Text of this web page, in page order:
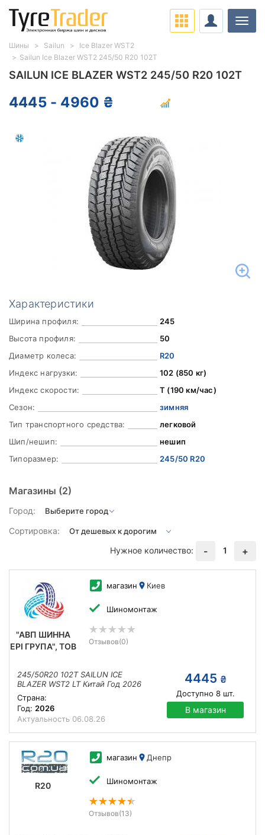
SAILUN ICE BLAZER WST2 245/50 R20 102T
4445 - 4960 ₴
Характеристики
Ширина профиля:
245
Высота профиля:
50
Диаметр колеса:
R20
Индекс нагрузки:
102 (850 кг)
Индекс скорости:
T (190 км/час)
Сезон:
зимняя
Тип транспортного средства:
легковой
Шип/нешип:
нешип
Типоразмер:
245/50 R20
Магазины (2)
Город:
Сортировка:
Нужное количество:
- 1 +
"АВП ШИННА
ЕРІ ГРУПА", ТОВ
магазин Киев
Шиномонтаж
Отзывов(0)
245/50R20 102T SAILUN ICE
BLAZER WST2 LT Китай Год 2026
Страна:
Год: 2026
Актуальность 06.08.26
4445 ₴
Доступно 8шт.
В магазин
R20
магазин Днепр
Шиномонтаж
Отзывов(13)
Шины Sailun
Ice Blazer WST2
Sailun Ice Blazer WST2 245/50 R20 102T